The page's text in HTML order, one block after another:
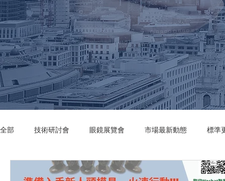
全部 技術研討會 眼鏡展覽會 市場最新動態 標準